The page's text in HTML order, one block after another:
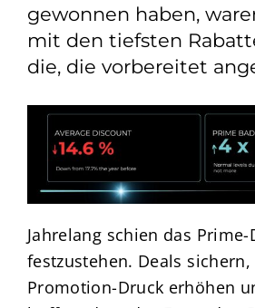
gewonnen haben,
mit den tiefsten
die, die vorbereitet
Jahrelang schien das
festzustehen. Deals sichern,
Promotion-Druck erhöhen